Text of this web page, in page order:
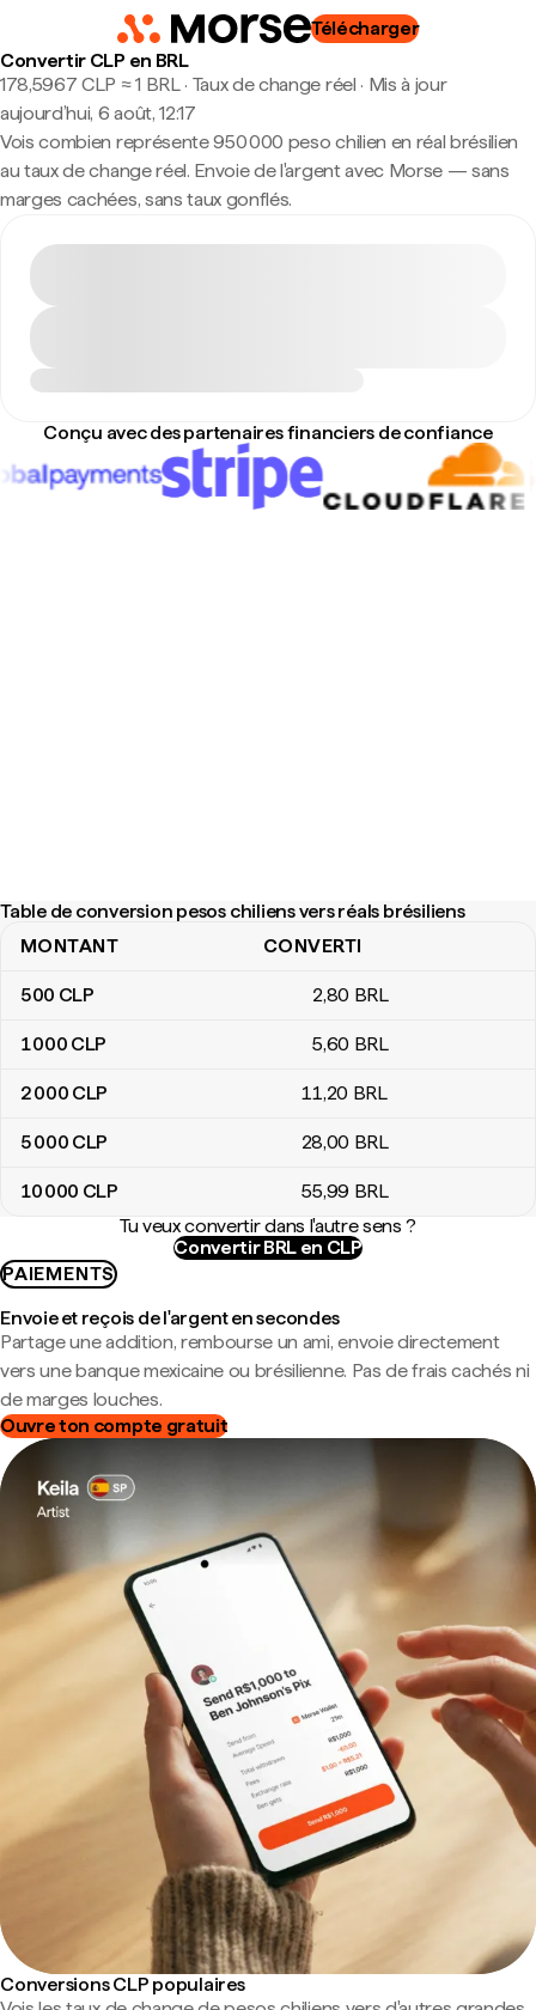
Télécharger
Convertir CLP en BRL
178,5967 CLP ≈ 1 BRL · Taux de change réel · Mis à jour
aujourd’hui, 6 août, 12:17
Vois combien représente 950 000 peso chilien en réal brésilien
au taux de change réel. Envoie de l'argent avec Morse — sans
marges cachées, sans taux gonflés.
Conçu avec des partenaires financiers de confiance
Table de conversion pesos chiliens vers réals brésiliens
Table de conversion pesos chiliens vers réals brésiliens
MONTANT CONVERTI
500 CLP 2,80 BRL
1 000 CLP 5,60 BRL
2 000 CLP 11,20 BRL
5 000 CLP 28,00 BRL
10 000 CLP 55,99 BRL
Tu veux convertir dans l'autre sens ?
Convertir BRL en CLP
PAIEMENTS
Envoie et reçois de l'argent en secondes
Partage une addition, rembourse un ami, envoie directement
vers une banque mexicaine ou brésilienne. Pas de frais cachés ni
de marges louches.
Ouvre ton compte gratuit
Conversions CLP populaires